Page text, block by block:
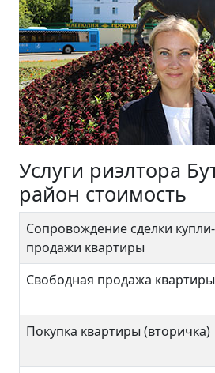
Услуги риэлтора
район стоимость
Сопровождение сделки купли-
продажи квартиры
Свободная продажа квартиры
Покупка квартиры (вторичка)